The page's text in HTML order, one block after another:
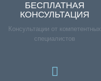
БЕСПЛАТНАЯ
КОНСУЛЬТАЦИЯ
Консультации от компетентных
специалистов